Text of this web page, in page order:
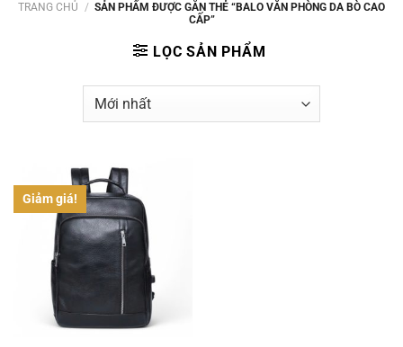
TRANG CHỦ / SẢN PHẨM ĐƯỢC GẮN THẺ “BALO VĂN PHÒNG DA BÒ CAO
CẤP”
LỌC SẢN PHẨM
Giảm giá!